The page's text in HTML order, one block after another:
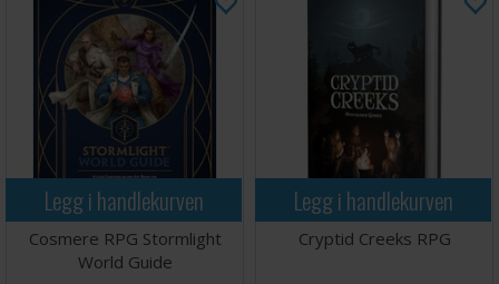
Legg i handlekurven
Cosmere RPG Stormlight
World Guide
Legg i handlekurven
Cryptid Creeks RPG